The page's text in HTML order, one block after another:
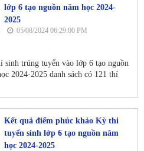
lớp 6 tạo nguồn năm học 2024-
2025
05/08/2024 06:29:00 PM
sinh trúng tuyển vào lớp 6 tạo nguồn
2024-2025 danh sách có 121 thí
Kết quả điểm phúc khảo Kỳ thi
tuyển sinh lớp 6 tạo nguồn năm
học 2024-2025